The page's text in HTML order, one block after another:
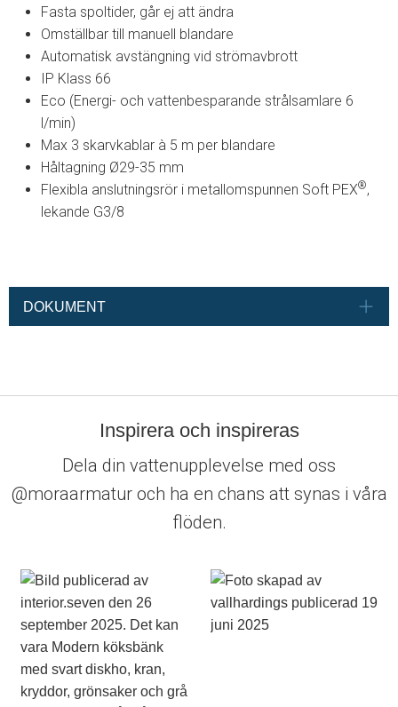
Fasta spoltider, går ej att ändra
Omställbar till manuell blandare
Automatisk avstängning vid strömavbrott
IP Klass 66
Eco (Energi- och vattenbesparande strålsamlare 6
l/min)
Max 3 skarvkablar à 5 m per blandare
Håltagning Ø29-35 mm
Flexibla anslutningsrör i metallomspunnen Soft PEX®,
lekande G3/8
DOKUMENT
Inspirera och inspireras
Dela din vattenupplevelse med oss
@moraarmatur och ha en chans att synas i våra
flöden.